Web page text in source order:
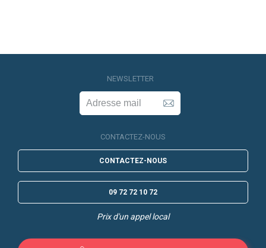
NEWSLETTER
CONTACTEZ-NOUS
CONTACTEZ-NOUS
09 72 72 10 72
Prix d'un appel local